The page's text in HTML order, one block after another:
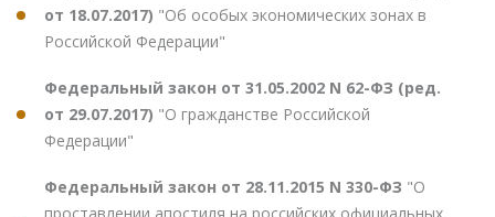
от 18.07.2017) "Об особых экономических зонах в
Российской Федерации"
Федеральный закон от 31.05.2002 N 62-ФЗ (ред.
от 29.07.2017) "О гражданстве Российской
Федерации"
Федеральный закон от 28.11.2015 N 330-ФЗ "О